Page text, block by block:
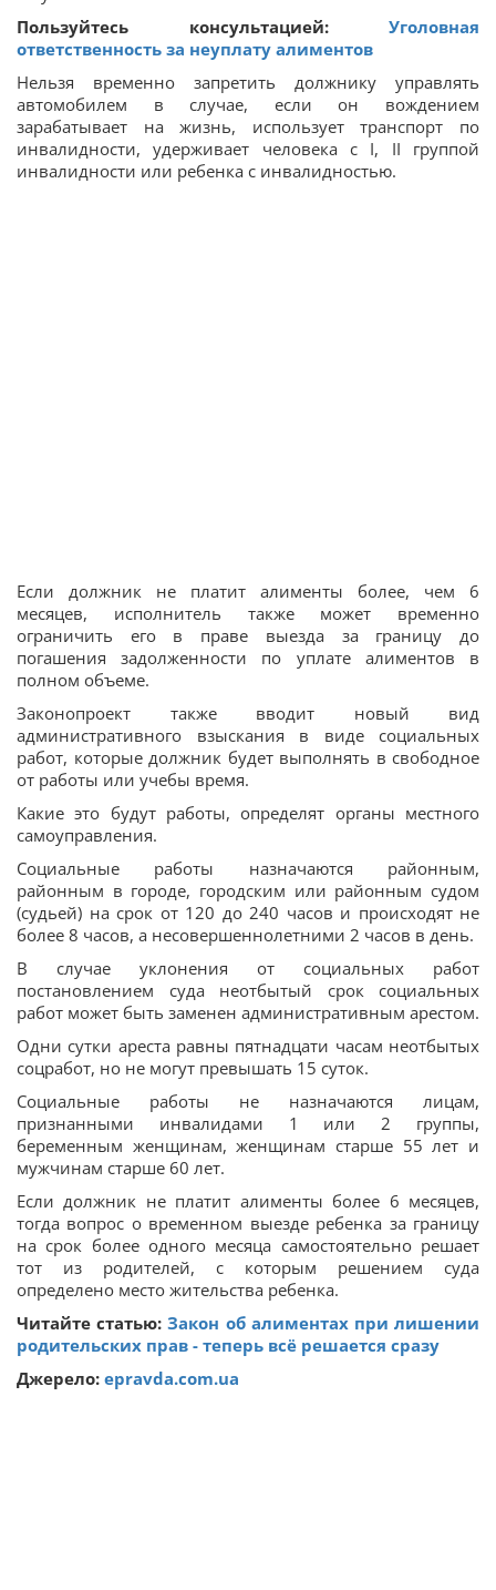
Пользуйтесь консультацией: Уголовная
ответственность за неуплату алиментов
Нельзя временно запретить должнику управлять
автомобилем в случае, если он вождением
зарабатывает на жизнь, использует транспорт по
инвалидности, удерживает человека с I, II группой
инвалидности или ребенка с инвалидностью.
Если должник не платит алименты более, чем 6
месяцев, исполнитель также может временно
ограничить его в праве выезда за границу до
погашения задолженности по уплате алиментов в
полном объеме.
Законопроект также вводит новый вид
административного взыскания в виде социальных
работ, которые должник будет выполнять в свободное
от работы или учебы время.
Какие это будут работы, определят органы местного
самоуправления.
Социальные работы назначаются районным,
районным в городе, городским или районным судом
(судьей) на срок от 120 до 240 часов и происходят не
более 8 часов, а несовершеннолетними 2 часов в день.
В случае уклонения от социальных работ
постановлением суда неотбытый срок социальных
работ может быть заменен административным арестом.
Одни сутки ареста равны пятнадцати часам неотбытых
соцработ, но не могут превышать 15 суток.
Социальные работы не назначаются лицам,
признанными инвалидами 1 или 2 группы,
беременным женщинам, женщинам старше 55 лет и
мужчинам старше 60 лет.
Если должник не платит алименты более 6 месяцев,
тогда вопрос о временном выезде ребенка за границу
на срок более одного месяца самостоятельно решает
тот из родителей, с которым решением суда
определено место жительства ребенка.
Читайте статью:Закон об алиментах при лишении
родительских прав - теперь всё решается сразу
Джерело: epravda.com.ua